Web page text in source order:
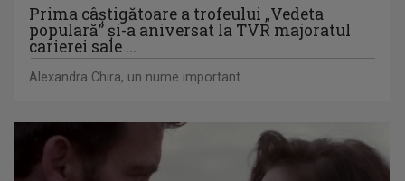
Prima câştigătoare a trofeului „Vedeta
populară” şi-a aniversat la TVR majoratul
carierei sale ...
Alexandra Chira, un nume important ...